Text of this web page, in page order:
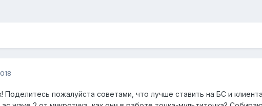
Поделитесь пожалуйста советами, что лучше ставить на БС и